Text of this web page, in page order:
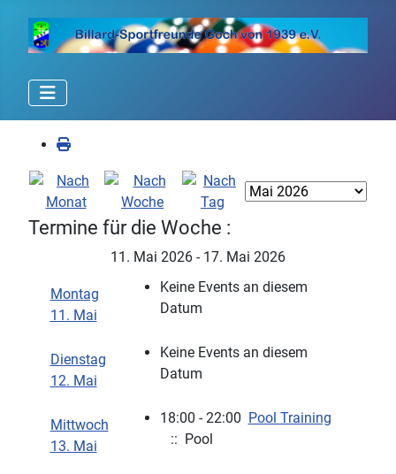
Termine für die Woche :
11. Mai 2026 - 17. Mai 2026
Montag
11. Mai
Keine Events an diesem
Datum
Dienstag
12. Mai
Keine Events an diesem
Datum
Mittwoch
13. Mai
18:00 - 22:00 Pool Training
:: Pool